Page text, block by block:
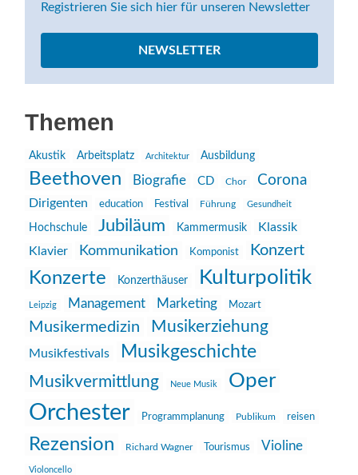
Registrieren Sie sich hier für unseren Newsletter
NEWSLETTER
Themen
Akustik Arbeitsplatz Architektur Ausbildung
Beethoven Biografie CD Chor Corona
Dirigenten education Festival Führung Gesundheit
Hochschule Jubiläum Kammermusik
Klassik
Klavier
Kommunikation Komponist Konzert
Konzerte Konzerthäuser Kulturpolitik
Leipzig Management Marketing Mozart
Musikermedizin Musikerziehung
Musikfestivals Musikgeschichte
Musikvermittlung Neue Musik Oper
Orchester Programmplanung Publikum reisen
Rezension Richard Wagner Tourismus Violine
Violoncello